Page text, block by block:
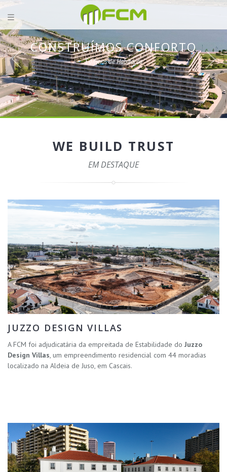
CONSTRUÍMOS CONFORTO
Edifícios de Habitação
WE BUILD TRUST
EM DESTAQUE
JUZZO DESIGN VILLAS
A FCM foi adjudicatária da empreitada de Estabilidade do Juzzo
Design Villas, um empreendimento residencial com 44 moradias
localizado na Aldeia de Juso, em Cascais.